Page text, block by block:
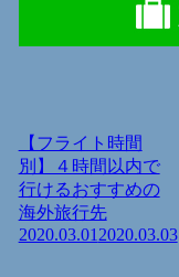
【フライト時間
別】４時間以内で
行けるおすすめの
海外旅行先
2020.03.01 2020.03.03